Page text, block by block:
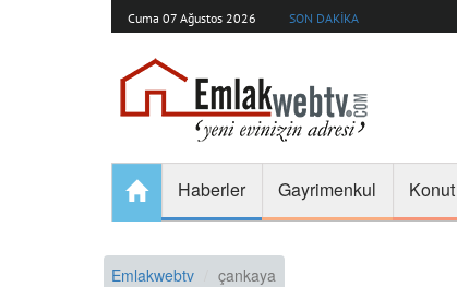
Cuma 07 Ağustos 2026 SON DAKİKA
Haberler Gayrimenkul
Emlakwebtv çankaya